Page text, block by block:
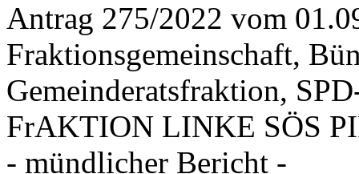
Antrag 275/2022 vom
Fraktionsgemeinschaft,
Gemeinderatsfraktion,
FrAKTION LINKE SÖS
- mündlicher Bericht -